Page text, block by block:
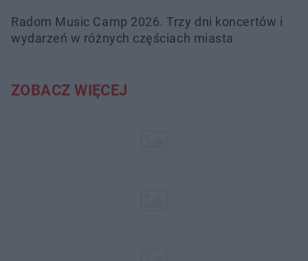
Radom Music Camp 2026. Trzy dni koncertów i
wydarzeń w różnych częściach miasta
ZOBACZ WIĘCEJ